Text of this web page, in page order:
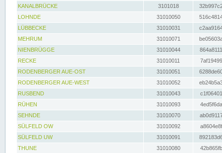
KANALBRÜCKE
3101018
LOHNDE
31010050
LÜBBECKE
31010031
MEHRUM
31010071
NIENBRÜGGE
31010044
RECKE
31010011
RODENBERGER AUE-OST
31010051
RODENBERGER AUE-WEST
31010052
RUSBEND
31010043
RÜHEN
31010093
SEHNDE
31010070
SÜLFELD OW
31010092
SÜLFELD UW
31010091
THUNE
31010080